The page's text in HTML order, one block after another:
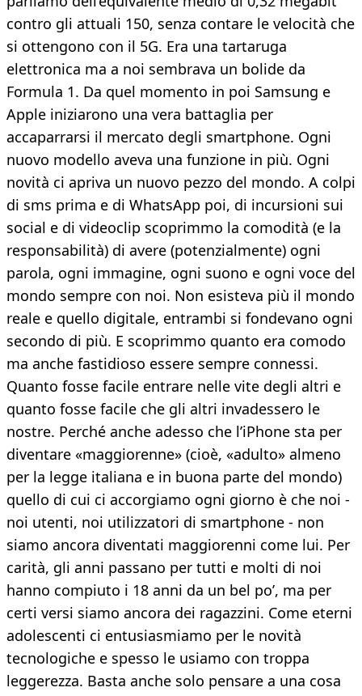
contro gli attuali 150, senza contare le velocità che
si ottengono con il 5G. Era una tartaruga
elettronica ma a noi sembrava un bolide da
Formula 1. Da quel momento in poi Samsung e
Apple iniziarono una vera battaglia per
accaparrarsi il mercato degli smartphone. Ogni
nuovo modello aveva una funzione in più. Ogni
novità ci apriva un nuovo pezzo del mondo. A colpi
di sms prima e di WhatsApp poi, di incursioni sui
social e di videoclip scoprimmo la comodità (e la
responsabilità) di avere (potenzialmente) ogni
parola, ogni immagine, ogni suono e ogni voce del
mondo sempre con noi. Non esisteva più il mondo
reale e quello digitale, entrambi si fondevano ogni
secondo di più. E scoprimmo quanto era comodo
ma anche fastidioso essere sempre connessi.
Quanto fosse facile entrare nelle vite degli altri e
quanto fosse facile che gli altri invadessero le
nostre. Perché anche adesso che l’iPhone sta per
diventare «maggiorenne» (cioè, «adulto» almeno
per la legge italiana e in buona parte del mondo)
quello di cui ci accorgiamo ogni giorno è che noi -
noi utenti, noi utilizzatori di smartphone - non
siamo ancora diventati maggiorenni come lui. Per
carità, gli anni passano per tutti e molti di noi
hanno compiuto i 18 anni da un bel po’, ma per
certi versi siamo ancora dei ragazzini. Come eterni
adolescenti ci entusiasmiamo per le novità
tecnologiche e spesso le usiamo con troppa
leggerezza. Basta anche solo pensare a una cosa